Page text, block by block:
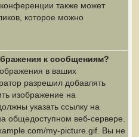
также может
которое можно
к сообщениям?
в ваших
разрешил добавлять
изображение на
указать ссылку на
общедоступном веб-сервере.
my-picture.gif. Вы не